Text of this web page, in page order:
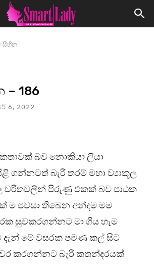
සිහින
– 186
6, 2022
බව නොකියා ලියා
ගන්නටත් බැරි තරම් මහා ව්‍යාකූල
චරිතවලින් පිරුණු එකක් බව පාඨක
ම පවසා තිබෙන අන්දම මම
සුවකරගන්නට මා ගිය හැම
මේ වසරක පමණ කල් සිට
කරගන්නට බැරි කතන්දරයක්